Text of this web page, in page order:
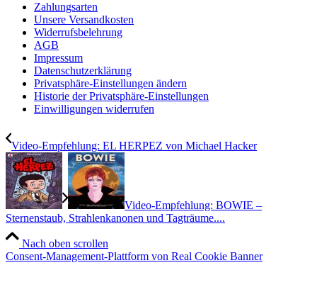
Zahlungsarten
Unsere Versandkosten
Widerrufsbelehrung
AGB
Impressum
Datenschutzerklärung
Privatsphäre-Einstellungen ändern
Historie der Privatsphäre-Einstellungen
Einwilligungen widerrufen
Video-Empfehlung: EL HERPEZ von Michael Hacker
Video-Empfehlung: BOWIE –
Sternenstaub, Strahlenkanonen und Tagträume....
Nach oben scrollen
Consent-Management-Plattform von Real Cookie Banner